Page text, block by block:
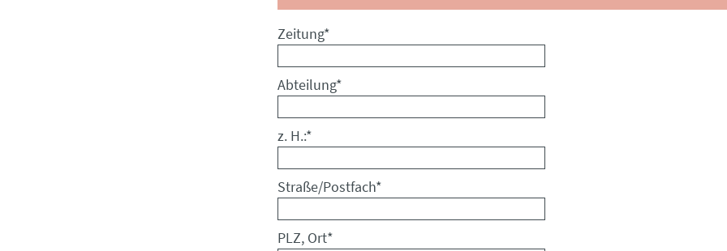
Pflichtfeld
Zeitung*
Pflichtfeld
Abteilung*
Pflichtfeld
z. H.:*
Pflichtfeld
Straße/Postfach*
Pflichtfeld
PLZ, Ort*